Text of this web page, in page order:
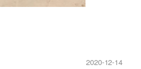
2020-12-14